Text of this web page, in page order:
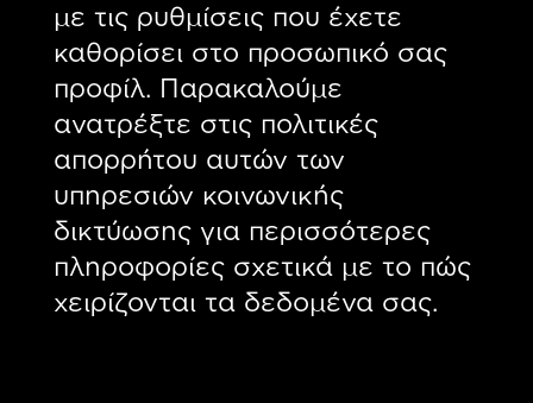
με τις ρυθμίσεις που έχετε
καθορίσει στο προσωπικό σας
προφίλ. Παρακαλούμε
ανατρέξτε στις πολιτικές
απορρήτου αυτών των
υπηρεσιών κοινωνικής
δικτύωσης για περισσότερες
πληροφορίες σχετικά με το πώς
χειρίζονται τα δεδομένα σας.